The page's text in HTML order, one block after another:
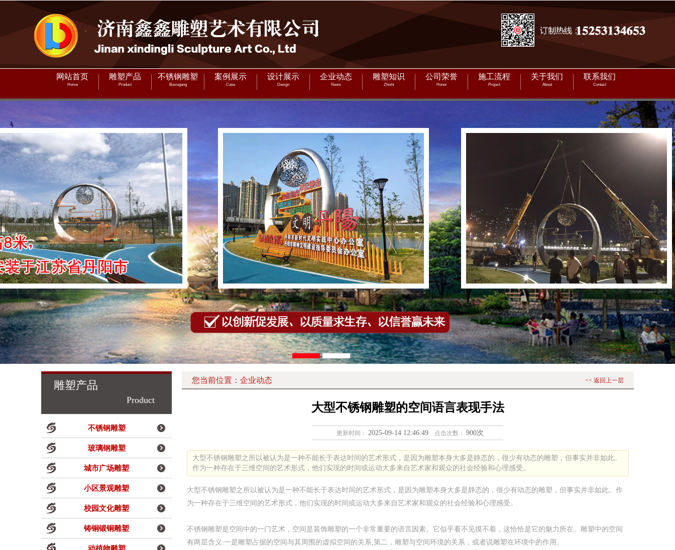
网站首页
Home
雕塑产品
Product
不锈钢雕塑
Buxiugang
案例展示
Case
设计展示
Design
企业动态
News
雕塑知识
Zhishi
公司荣誉
Honor
施工流程
Project
关于我们
About
联系我们
Contact
雕塑产品
Product
不锈钢雕塑
玻璃钢雕塑
城市广场雕塑
小区景观雕塑
校园文化雕塑
铸铜锻铜雕塑
您当前位置： 企业动态 << 返回上一层
大型不锈钢雕塑的空间语言表现手法
更新时间： 2025-09-14 12:46:49 点击次数： 900次
大型不锈钢雕塑之所以被认为是一种不能长于表达时间的艺术形式，是因为雕塑本身大多是静态的，很少有动态的雕塑，但事实并非如此。
作为一种存在于三维空间的艺术形式，他们实现的时间或运动大多来自艺术家和观众的社会经验和心理感受。
大型不锈钢雕塑之所以被认为是一种不能长于表达时间的艺术形式，是因为雕塑本身大多是静态的，很少有动态的雕塑，但事实并非如此。作
为一种存在于三维空间的艺术形式，他们实现的时间或运动大多来自艺术家和观众的社会经验和心理感受。
不锈钢雕塑是空间中的一门艺术，空间是装饰雕塑的一个非常重要的语言因素。它似乎看不见摸不着，这恰恰是它的魅力所在。雕塑中的空间
有两层含义:一是雕塑占据的空间与其周围的虚拟空间的关系;第二，雕塑与空间环境的关系，或者说雕塑在环境中的作用。